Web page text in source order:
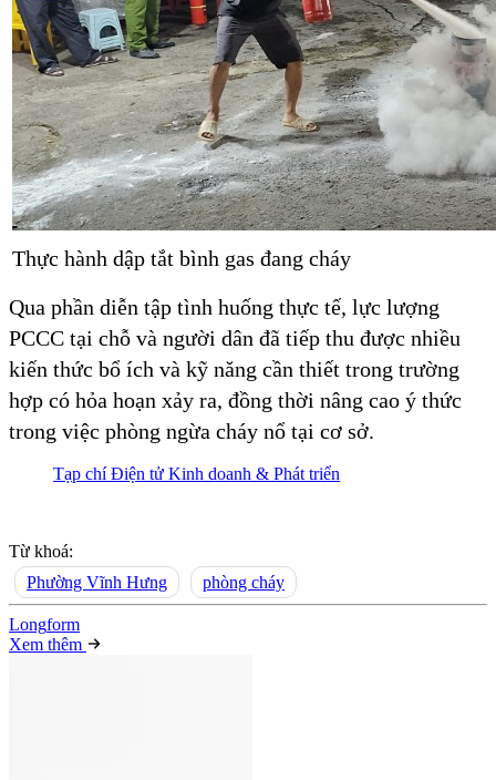
Thực hành dập tắt bình gas đang cháy
Qua phần diễn tập tình huống thực tế, lực lượng
PCCC tại chỗ và người dân đã tiếp thu được nhiều
kiến thức bổ ích và kỹ năng cần thiết trong trường
hợp có hỏa hoạn xảy ra, đồng thời nâng cao ý thức
trong việc phòng ngừa cháy nổ tại cơ sở.
Tạp chí Điện tử Kinh doanh & Phát triển
Từ khoá:
Phường Vĩnh Hưng
phòng cháy
Longform
Xem thêm